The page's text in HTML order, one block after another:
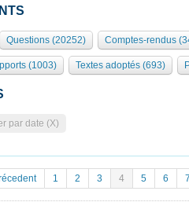
organes
Présidents Bureau Collège des
clés
l'Assemblée ... )
Bourbon
Questions (20252) Comptes-rendus
(1003) Textes adoptés (693)
par date (X)
1 2 3 4 5 6